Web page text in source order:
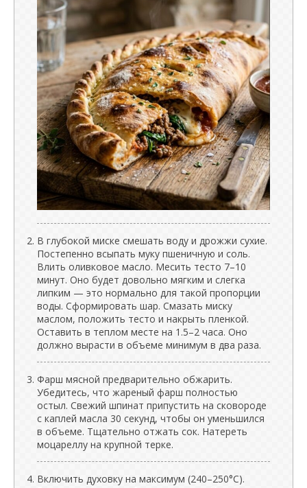
В глубокой миске смешать воду и дрожжи сухие.
Постепенно всыпать муку пшеничную и соль.
Влить оливковое масло. Месить тесто 7–10
минут. Оно будет довольно мягким и слегка
липким — это нормально для такой пропорции
воды. Сформировать шар. Смазать миску
маслом, положить тесто и накрыть пленкой.
Оставить в теплом месте на 1.5–2 часа. Оно
должно вырасти в объеме минимум в два раза.
Фарш мясной предварительно обжарить.
Убедитесь, что жареный фарш полностью
остыл. Свежий шпинат припустить на сковороде
с каплей масла 30 секунд, чтобы он уменьшился
в объеме. Тщательно отжать сок. Натереть
моцареллу на крупной терке.
Включить духовку на максимум (240–250°C).